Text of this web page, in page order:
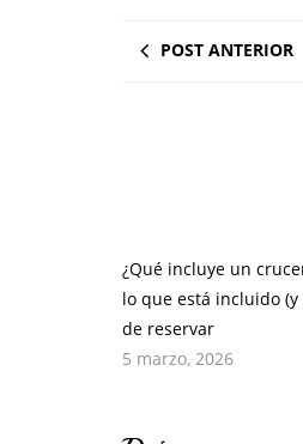
POST ANTERIOR
¿Qué incluye un
lo que está incluido
de reservar
5 marzo, 2026